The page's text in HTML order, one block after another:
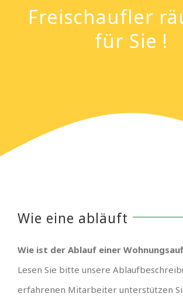
Freischaufler
für Sie !
Wie eine abläuft
Wie ist der Ablauf einer
Lesen Sie bitte unsere
erfahrenen Mitarbeiter unterstützen